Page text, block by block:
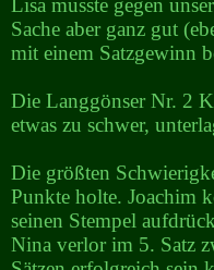
Sache aber ganz gut
mit einem Satzgewinn
Die Langgönser Nr. 2
etwas zu schwer,
Die größten
Punkte holte. Joachim
seinen Stempel
Nina verlor im 5. Satz